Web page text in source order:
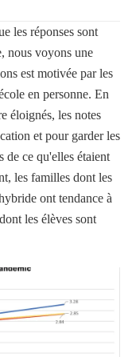
les réponses sont
nous voyons une
est motivée par les
en personne. En
éloignés, les notes
et pour garder les
de ce qu'elles étaient
les familles dont les
ont tendance à
les élèves sont